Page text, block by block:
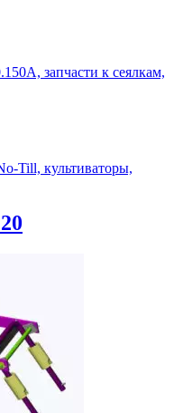
запчасти к сеялкам,
Till, культиваторы,